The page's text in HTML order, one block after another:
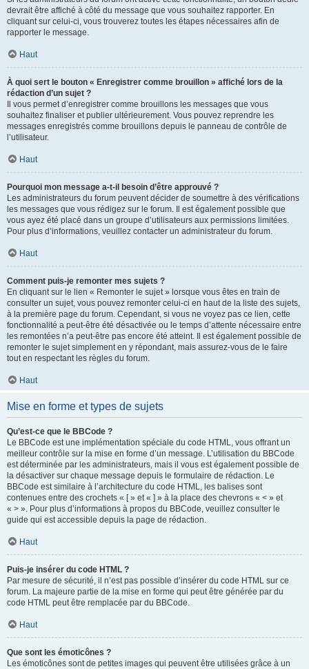
devrait être affiché à côté du message que vous souhaitez rapporter. En
cliquant sur celui-ci, vous trouverez toutes les étapes nécessaires afin de
rapporter le message.
Haut
À quoi sert le bouton « Enregistrer comme brouillon » affiché lors de la
rédaction d’un sujet ?
Il vous permet d’enregistrer comme brouillons les messages que vous
souhaitez finaliser et publier ultérieurement. Vous pouvez reprendre les
messages enregistrés comme brouillons depuis le panneau de contrôle de
l’utilisateur.
Haut
Pourquoi mon message a-t-il besoin d’être approuvé ?
Les administrateurs du forum peuvent décider de soumettre à des vérifications
les messages que vous rédigez sur le forum. Il est également possible que
vous ayez été placé dans un groupe d’utilisateurs aux permissions limitées.
Pour plus d’informations, veuillez contacter un administrateur du forum.
Haut
Comment puis-je remonter mes sujets ?
En cliquant sur le lien « Remonter le sujet » lorsque vous êtes en train de
consulter un sujet, vous pouvez remonter celui-ci en haut de la liste des sujets,
à la première page du forum. Cependant, si vous ne voyez pas ce lien, cette
fonctionnalité a peut-être été désactivée ou le temps d’attente nécessaire entre
les remontées n’a peut-être pas encore été atteint. Il est également possible de
remonter le sujet simplement en y répondant, mais assurez-vous de le faire
tout en respectant les règles du forum.
Haut
Mise en forme et types de sujets
Qu’est-ce que le BBCode ?
Le BBCode est une implémentation spéciale du code HTML, vous offrant un
meilleur contrôle sur la mise en forme d’un message. L’utilisation du BBCode
est déterminée par les administrateurs, mais il vous est également possible de
la désactiver sur chaque message depuis le formulaire de rédaction. Le
BBCode est similaire à l’architecture du code HTML, les balises sont
contenues entre des crochets « [ » et « ] » à la place des chevrons « < » et
« > ». Pour plus d’informations à propos du BBCode, veuillez consulter le
guide qui est accessible depuis la page de rédaction.
Haut
Puis-je insérer du code HTML ?
Par mesure de sécurité, il n’est pas possible d’insérer du code HTML sur ce
forum. La majeure partie de la mise en forme qui peut être générée par du
code HTML peut être remplacée par du BBCode.
Haut
Que sont les émoticônes ?
Les émoticônes sont de petites images qui peuvent être utilisées grâce à un